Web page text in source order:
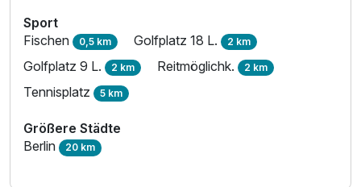
Sport
Fischen 0,5 km Golfplatz 18 L. 2 km
Golfplatz 9 L. 2 km Reitmöglichk. 2 km
Tennisplatz 5 km
Größere Städte
Berlin 20 km